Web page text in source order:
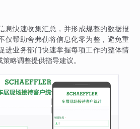
息快速收集汇总，并形成规整的数据报
仅帮助舍弗勒将信息化零为整，避免重
进业务部门快速掌握每项工作的整体情
略调整提供指导建议。